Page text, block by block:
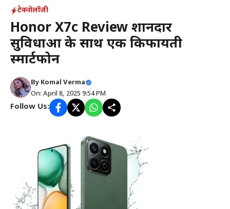
टेक्नोलॉजी
Honor X7c Review शानदार
सुविधाओं के साथ एक किफायती
स्मार्टफोन
By Komal Verma
On: April 8, 2025 9:54 PM
Follow Us: